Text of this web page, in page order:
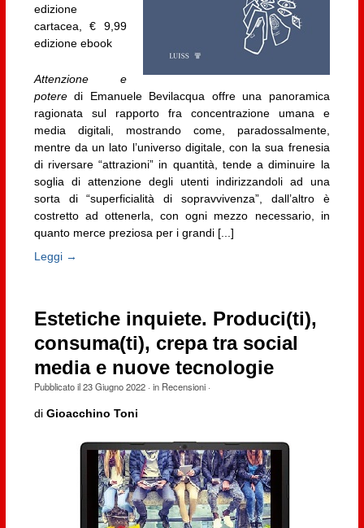
edizione
cartacea, € 9,99
edizione ebook
Attenzione e
poteredi Emanuele Bevilacqua offre una panoramica
ragionata sul rapporto fra concentrazione umana e
media digitali, mostrando come, paradossalmente,
mentre da un lato l’universo digitale, con la sua frenesia
di riversare “attrazioni” in quantità, tende a diminuire la
soglia di attenzione degli utenti indirizzandoli ad una
sorta di “superficialità di sopravvivenza”, dall’altro è
costretto ad ottenerla, con ogni mezzo necessario, in
quanto merce preziosa per i grandi [...]
Leggi →
Estetiche inquiete. Produci(ti),
consuma(ti), crepa tra social
media e nuove tecnologie
Pubblicato il23 Giugno 2022· in Recensioni·
di Gioacchino Toni